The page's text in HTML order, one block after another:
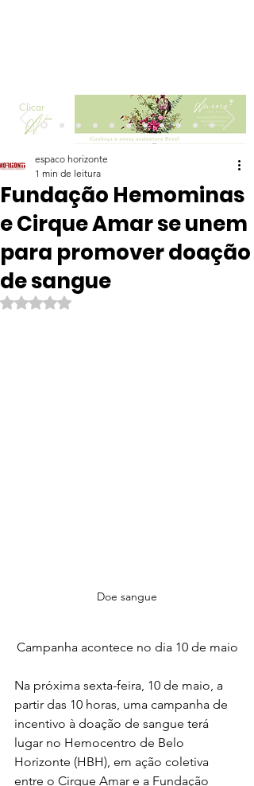
Clicar
Fundação Hemominas
e Cirque Amar se unem
para promover doação
de sangue
espaco horizonte
1 min de leitura
Avaliado com NaN de 5 estrelas.
Doe sangue
Campanha acontece no dia 10 de maio
Na próxima sexta-feira, 10 de maio, a
partir das 10 horas, uma campanha de
incentivo à doação de sangue terá
lugar no Hemocentro de Belo
Horizonte (HBH), em ação coletiva
entre o Cirque Amar e a Fundação